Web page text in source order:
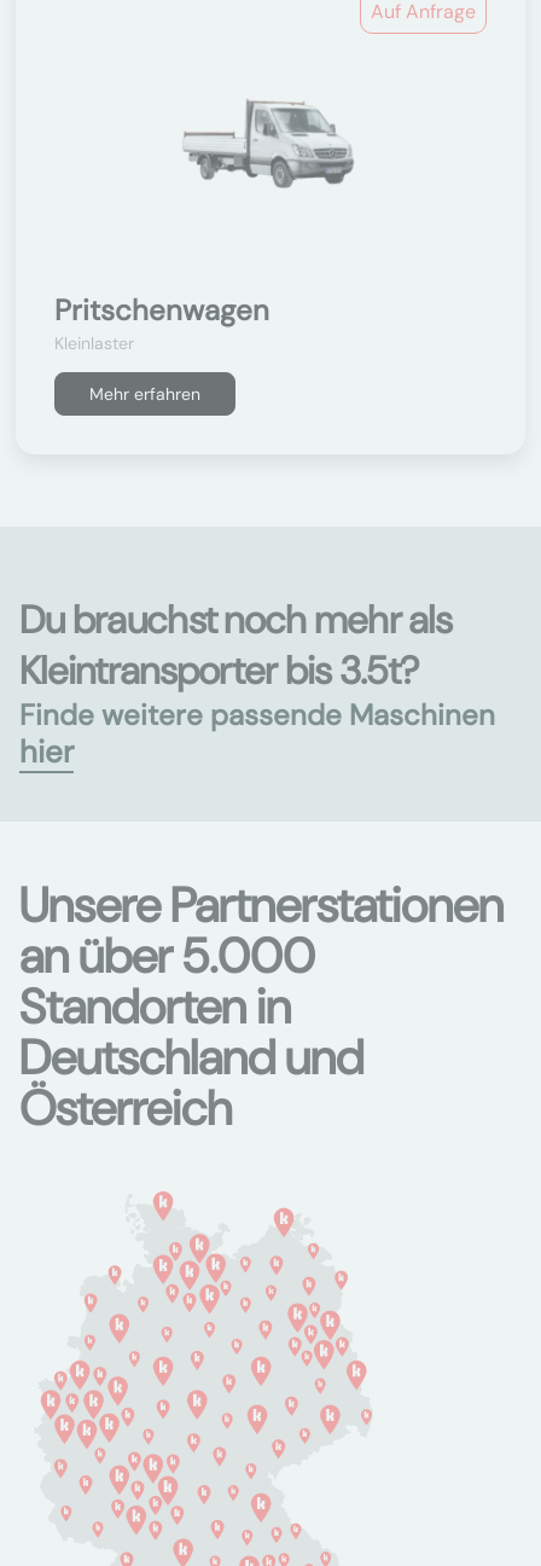
Auf Anfrage
Pritschenwagen
Kleinlaster
Mehr erfahren
Du brauchst noch mehr als
Kleintransporter bis 3.5t?
Finde weitere passende Maschinen
hier
Unsere Partnerstationen
an über 5.000
Standorten in
Deutschland und
Österreich